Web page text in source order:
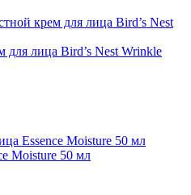
лица Bird’s Nest Wrinkle
Moisture 50 мл